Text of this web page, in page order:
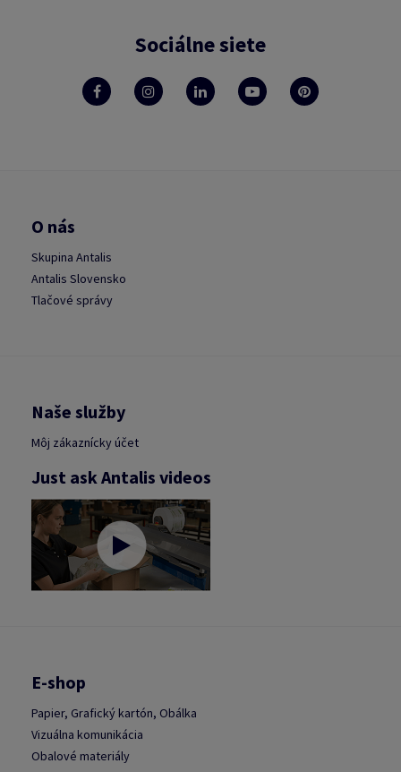
Sociálne siete
O nás
Skupina Antalis
Antalis Slovensko
Tlačové správy
Naše služby
Môj zákaznícky účet
Just ask Antalis videos
E-shop
Papier, Grafický kartón, Obálka
Vizuálna komunikácia
Obalové materiály